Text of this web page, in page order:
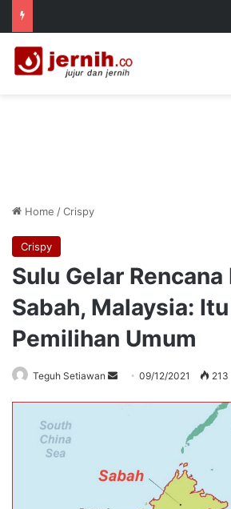
Home /Crispy
Crispy
Sulu Gelar Rencana
Sabah, Malaysia:
Pemilihan Umum
Teguh Setiawan
Send09/12/2021 213